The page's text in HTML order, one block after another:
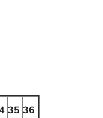
35 36